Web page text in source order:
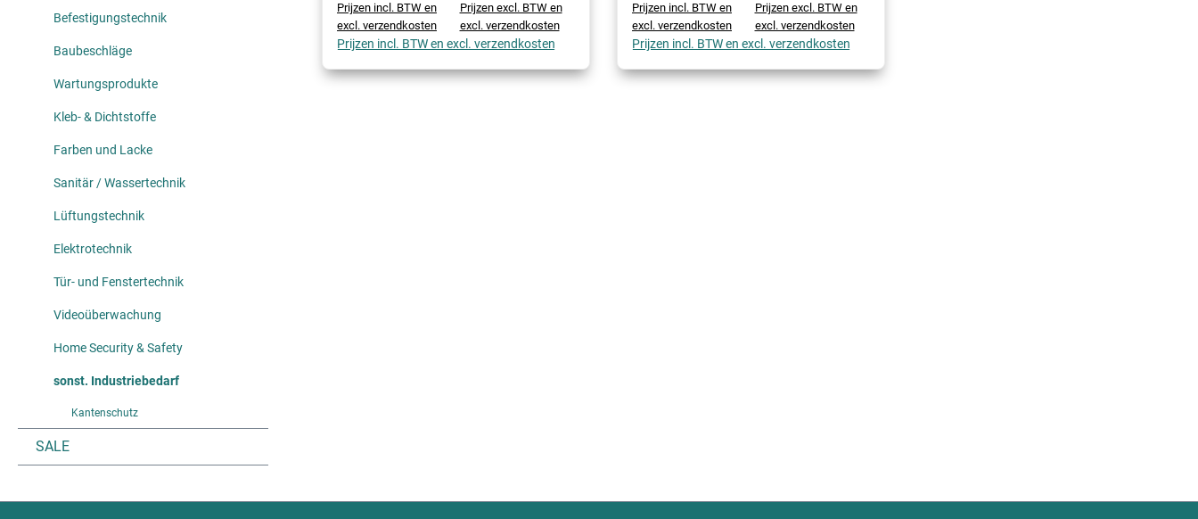
Befestigungstechnik
Baubeschläge
Wartungsprodukte
Kleb- & Dichtstoffe
Farben und Lacke
Sanitär / Wassertechnik
Lüftungstechnik
Elektrotechnik
Tür- und Fenstertechnik
Videoüberwachung
Home Security & Safety
sonst. Industriebedarf
Kantenschutz
SALE
Prijzen incl. BTW en
excl. verzendkosten
Prijzen excl. BTW en
excl. verzendkosten
Prijzen incl. BTW en excl. verzendkosten
Prijzen incl. BTW en
excl. verzendkosten
Prijzen excl. BTW en
excl. verzendkosten
Prijzen incl. BTW en excl. verzendkosten